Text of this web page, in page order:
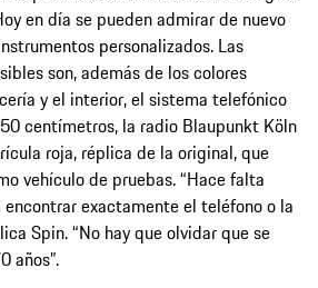
en día se pueden admirar de nuevo
personalizados. Las
son, además de los colores
y el interior, el sistema telefónico
centímetros, la radio Blaupunkt Köln
roja, réplica de la original, que
vehículo de pruebas. “Hace falta
exactamente el teléfono o la
Spin. “No hay que olvidar que se
años”.